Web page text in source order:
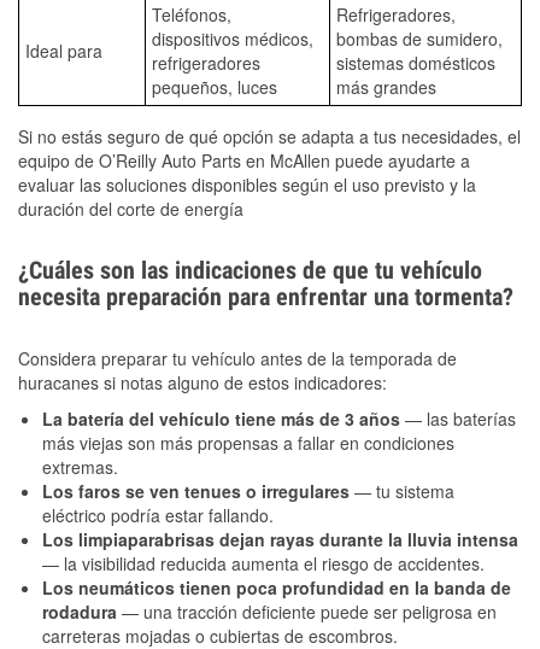
Ideal para
Teléfonos,
dispositivos médicos,
refrigeradores
pequeños, luces
Refrigeradores,
bombas de sumidero,
sistemas domésticos
más grandes
Si no estás seguro de qué opción se adapta a tus necesidades, el
equipo de O’Reilly Auto Parts en McAllen puede ayudarte a
evaluar las soluciones disponibles según el uso previsto y la
duración del corte de energía
¿Cuáles son las indicaciones de que tu vehículo
necesita preparación para enfrentar una tormenta?
Considera preparar tu vehículo antes de la temporada de
huracanes si notas alguno de estos indicadores:
La batería del vehículo tiene más de 3 años — las baterías
más viejas son más propensas a fallar en condiciones
extremas.
Los faros se ven tenues o irregulares — tu sistema
eléctrico podría estar fallando.
Los limpiaparabrisas dejan rayas durante la lluvia intensa
— la visibilidad reducida aumenta el riesgo de accidentes.
Los neumáticos tienen poca profundidad en la banda de
rodadura — una tracción deficiente puede ser peligrosa en
carreteras mojadas o cubiertas de escombros.